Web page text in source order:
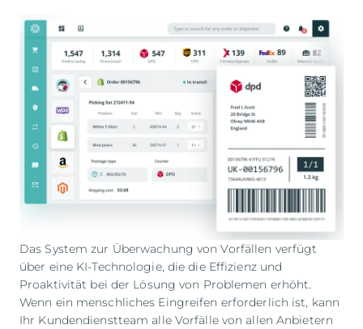
Das System zur Überwachung von Vorfällen verfügt
über eine KI-Technologie, die die Effizienz und
Proaktivität bei der Lösung von Problemen erhöht.
Wenn ein menschliches Eingreifen erforderlich ist, kann
Ihr Kundendienstteam alle Vorfälle von allen Anbietern